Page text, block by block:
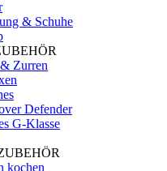
& Schuhe
Zurren
Defender
G-Klasse
kochen